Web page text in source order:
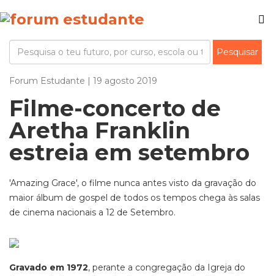
Forum Estudante | 19 agosto 2019
Filme-concerto de
Aretha Franklin
estreia em setembro
'Amazing Grace', o filme nunca antes visto da gravação do
maior álbum de gospel de todos os tempos chega às salas
de cinema nacionais a 12 de Setembro.
Gravado em 1972, perante a congregação da Igreja do